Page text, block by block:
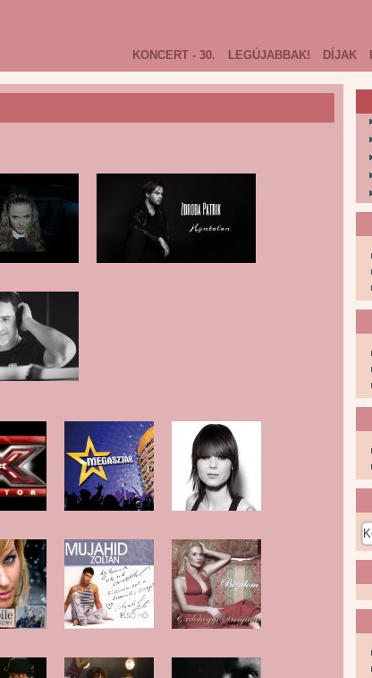
KONCERT - 30. LEGÚJABBAK! DÍJAK